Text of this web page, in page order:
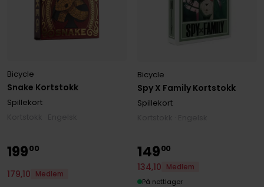
Snake Kortstokk
Bicycle
Spillekort
Spy X Family Kortstokk
Bicycle
Spillekort
19900
179,10 Medlem
14900
134,10
Medlem
På nettlager